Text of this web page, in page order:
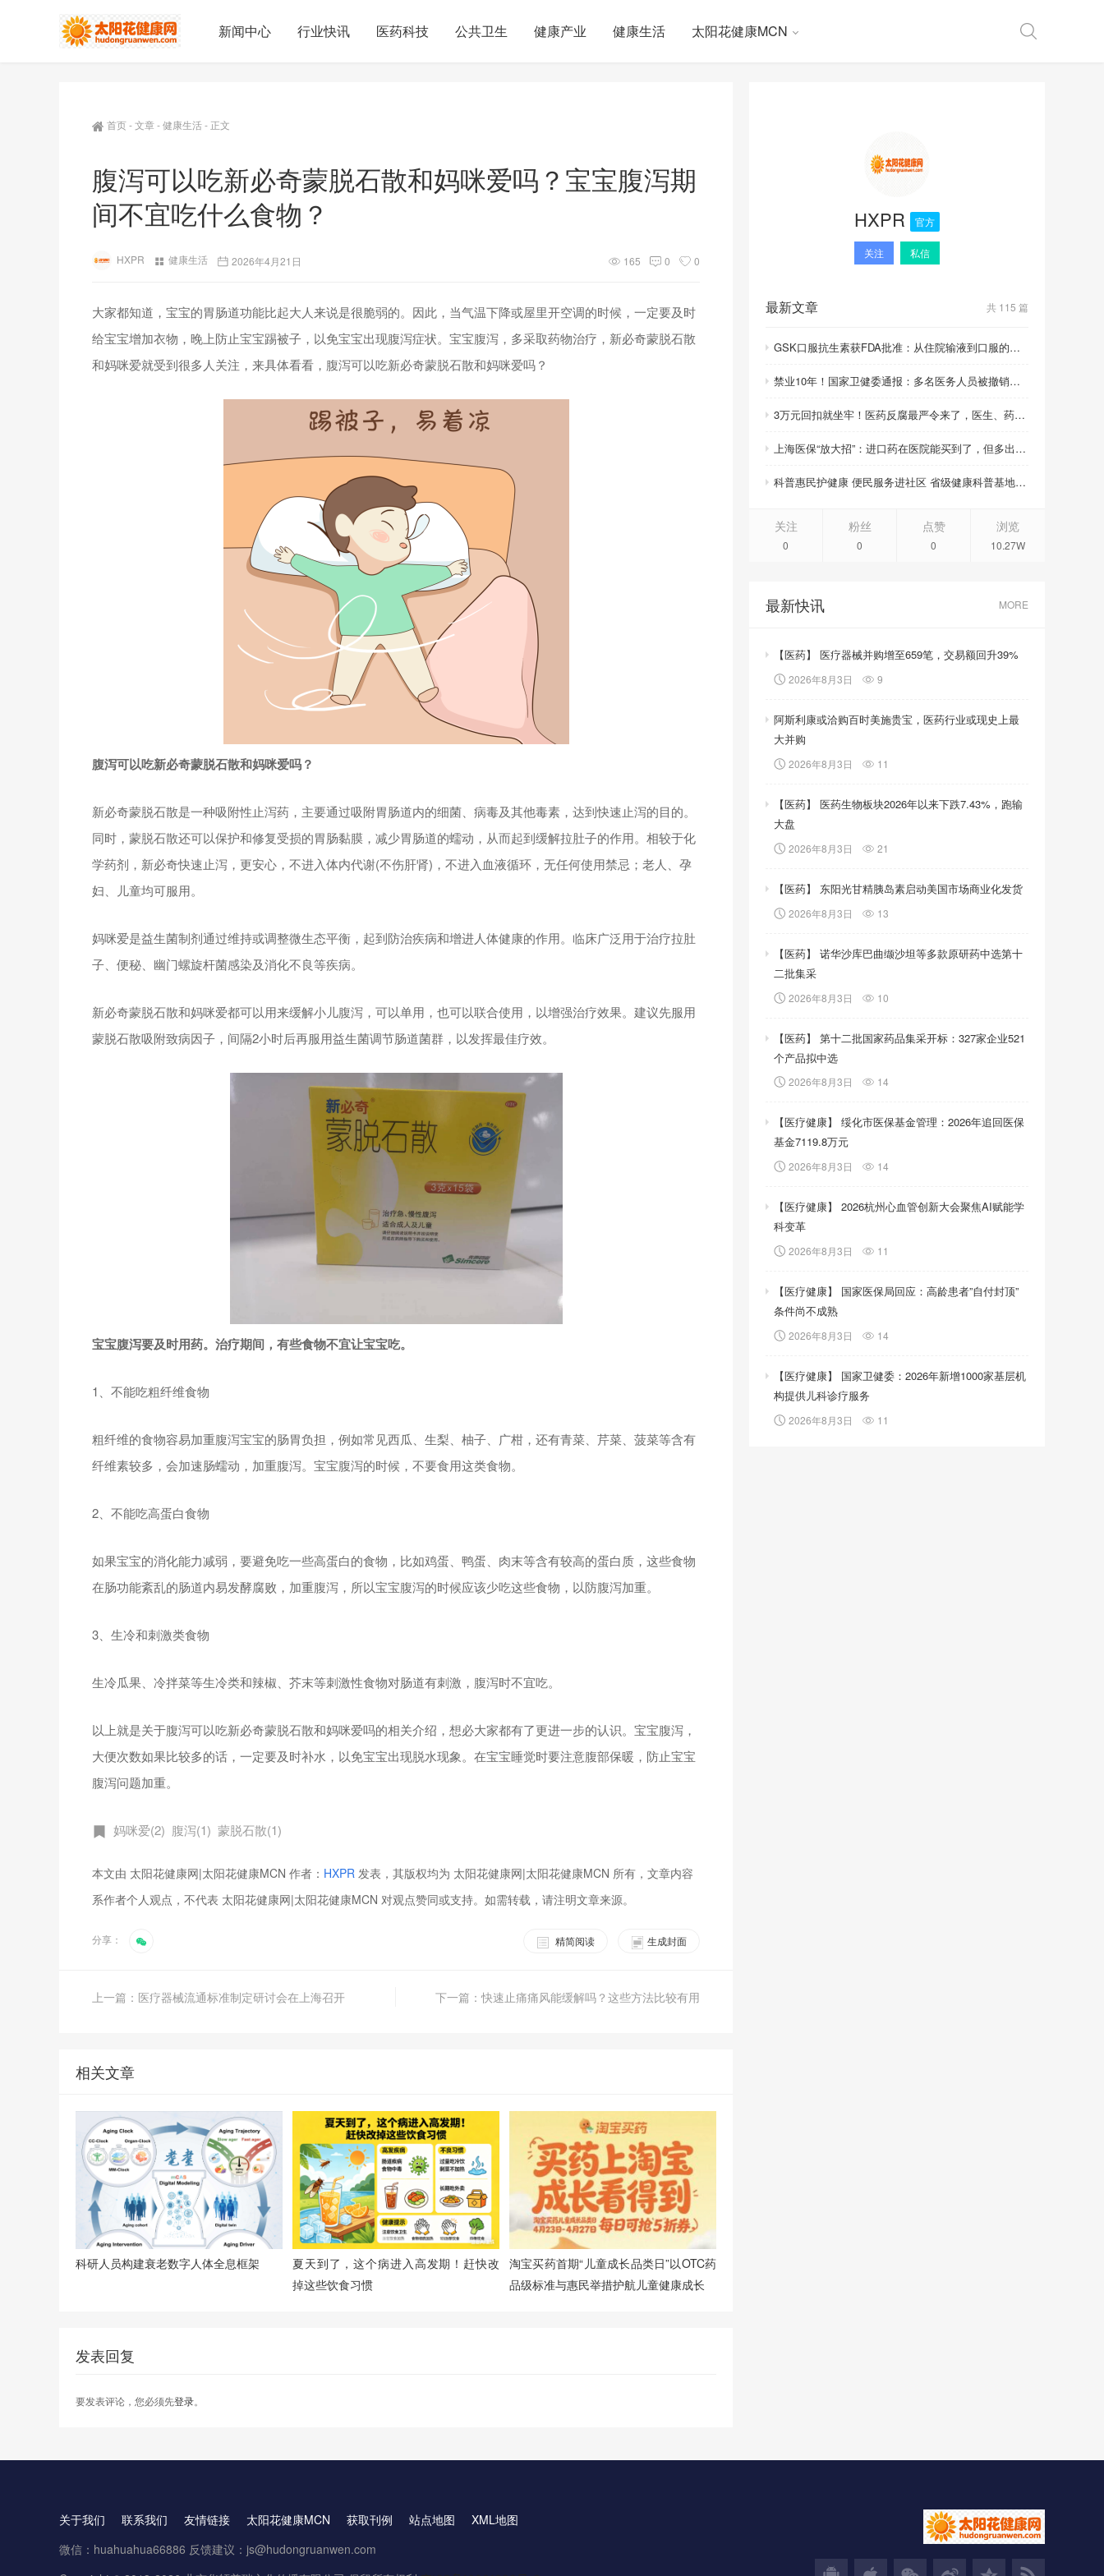
新闻中心 行业快讯 医药科技 公共卫生 健康产业 健康生活 太阳花健康MCN
首页-文章-健康生活- 正文
腹泻可以吃新必奇蒙脱石散和妈咪爱吗？宝宝腹泻期
间不宜吃什么食物？
HXPR 健康生活 2026年4月21日 165 0 0
大家都知道，宝宝的胃肠道功能比起大人来说是很脆弱的。因此，当气温下降或屋里开空调的时候，一定要及时
给宝宝增加衣物，晚上防止宝宝踢被子，以免宝宝出现腹泻症状。宝宝腹泻，多采取药物治疗，新必奇蒙脱石散
和妈咪爱就受到很多人关注，来具体看看，腹泻可以吃新必奇蒙脱石散和妈咪爱吗？
腹泻可以吃新必奇蒙脱石散和妈咪爱吗？
新必奇蒙脱石散是一种吸附性止泻药，主要通过吸附胃肠道内的细菌、病毒及其他毒素，达到快速止泻的目的。
同时，蒙脱石散还可以保护和修复受损的胃肠黏膜，减少胃肠道的蠕动，从而起到缓解拉肚子的作用。相较于化
学药剂，新必奇快速止泻，更安心，不进入体内代谢(不伤肝肾)，不进入血液循环，无任何使用禁忌；老人、孕
妇、儿童均可服用。
妈咪爱是益生菌制剂通过维持或调整微生态平衡，起到防治疾病和增进人体健康的作用。临床广泛用于治疗拉肚
子、便秘、幽门螺旋杆菌感染及消化不良等疾病。
新必奇蒙脱石散和妈咪爱都可以用来缓解小儿腹泻，可以单用，也可以联合使用，以增强治疗效果。建议先服用
蒙脱石散吸附致病因子，间隔2小时后再服用益生菌调节肠道菌群，以发挥最佳疗效。
宝宝腹泻要及时用药。治疗期间，有些食物不宜让宝宝吃。
1、不能吃粗纤维食物
粗纤维的食物容易加重腹泻宝宝的肠胃负担，例如常见西瓜、生梨、柚子、广柑，还有青菜、芹菜、菠菜等含有
纤维素较多，会加速肠蠕动，加重腹泻。宝宝腹泻的时候，不要食用这类食物。
2、不能吃高蛋白食物
如果宝宝的消化能力减弱，要避免吃一些高蛋白的食物，比如鸡蛋、鸭蛋、肉末等含有较高的蛋白质，这些食物
在肠功能紊乱的肠道内易发酵腐败，加重腹泻，所以宝宝腹泻的时候应该少吃这些食物，以防腹泻加重。
3、生冷和刺激类食物
生冷瓜果、冷拌菜等生冷类和辣椒、芥末等刺激性食物对肠道有刺激，腹泻时不宜吃。
以上就是关于腹泻可以吃新必奇蒙脱石散和妈咪爱吗的相关介绍，想必大家都有了更进一步的认识。宝宝腹泻，
大便次数如果比较多的话，一定要及时补水，以免宝宝出现脱水现象。在宝宝睡觉时要注意腹部保暖，防止宝宝
腹泻问题加重。
妈咪爱(2) 腹泻(1) 蒙脱石散(1)
本文由 太阳花健康网|太阳花健康MCN 作者： HXPR 发表，其版权均为 太阳花健康网|太阳花健康MCN 所有，文章内容
系作者个人观点，不代表 太阳花健康网|太阳花健康MCN 对观点赞同或支持。如需转载，请注明文章来源。
分享： 生成封面
精简阅读
上一篇：医疗器械流通标准制定研讨会在上海召开 下一篇：快速止痛痛风能缓解吗？这些方法比较有用
相关文章
科研人员构建衰老数字人体全息框架
夏天到了，这个病进入高发期！赶快改
掉这些饮食习惯
淘宝买药首期“儿童成长品类日”以OTC药
品级标准与惠民举措护航儿童健康成长
发表回复
要发表评论，您必须先登录。
HXPR 官方
关注 私信
最新文章 共 115 篇
GSK口服抗生素获FDA批准：从住院输液到口服的里程碑
禁业10年！国家卫健委通报：多名医务人员被撤销职称职务、取消晋升资格
3万元回扣就坐牢！医药反腐最严令来了，医生、药企、医药代表将无一幸免
上海医保“放大招”：进口药在医院能买到了，但多出的钱你得自己掏！
科普惠民护健康 便民服务进社区 省级健康科普基地活动周启幕
关注
0
粉丝
0
点赞
0
浏览
10.27W
最新快讯 MORE
【医药】 医疗器械并购增至659笔，交易额回升39%
2026年8月3日 9
阿斯利康或洽购百时美施贵宝，医药行业或现史上最
大并购
2026年8月3日 11
【医药】 医药生物板块2026年以来下跌7.43%，跑输
大盘
2026年8月3日 21
【医药】 东阳光甘精胰岛素启动美国市场商业化发货
2026年8月3日 13
【医药】 诺华沙库巴曲缬沙坦等多款原研药中选第十
二批集采
2026年8月3日 10
【医药】 第十二批国家药品集采开标：327家企业521
个产品拟中选
2026年8月3日 14
【医疗健康】 绥化市医保基金管理：2026年追回医保
基金7119.8万元
2026年8月3日 14
【医疗健康】 2026杭州心血管创新大会聚焦AI赋能学
科变革
2026年8月3日 11
【医疗健康】 国家医保局回应：高龄患者”自付封顶”
条件尚不成熟
2026年8月3日 14
【医疗健康】 国家卫健委：2026年新增1000家基层机
构提供儿科诊疗服务
2026年8月3日 11
关于我们 联系我们 友情链接 太阳花健康MCN 获取刊例 站点地图
XML地图
微信：huahuahua66886 反馈建议：js@hudongruanwen.com